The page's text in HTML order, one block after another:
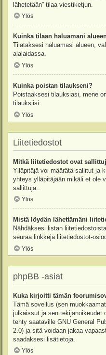
lähetetään” tilaa viestiketjun.
Ylös
Kuinka tilaan haluamani
Tilataksesi haluamasi alueen,
alalaidassa.
Ylös
Kuinka poistan tilaukseni?
Poistaaksesi tilauksiasi, mene
tilauksiisi.
Ylös
Liitetiedostot
Mitkä liitetiedostot ovat
Ylläpitäjä voi määrätä sallitut ja
yhteys ylläpitäjään mikäli et ole
sallittuja..
Ylös
Mistä löydän lähettämäni
Nähdäksesi listan
seuraa linkkejä liitetiedostot-
Ylös
phpBB -asiat
Kuka kirjoitti tämän
Tämä sovellus (sen
julkaissut ja sen tekijänoikeudet
tehty saataville GNU General
2.0) ja sitä voidaan jakaa
saadaksesi lisätietoja.
Ylös